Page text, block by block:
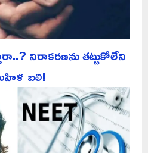
నిరాకరణను తట్టుకోలేని
బలి!